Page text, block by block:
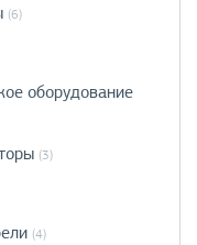
(6)
оборудование
(3)
(4)